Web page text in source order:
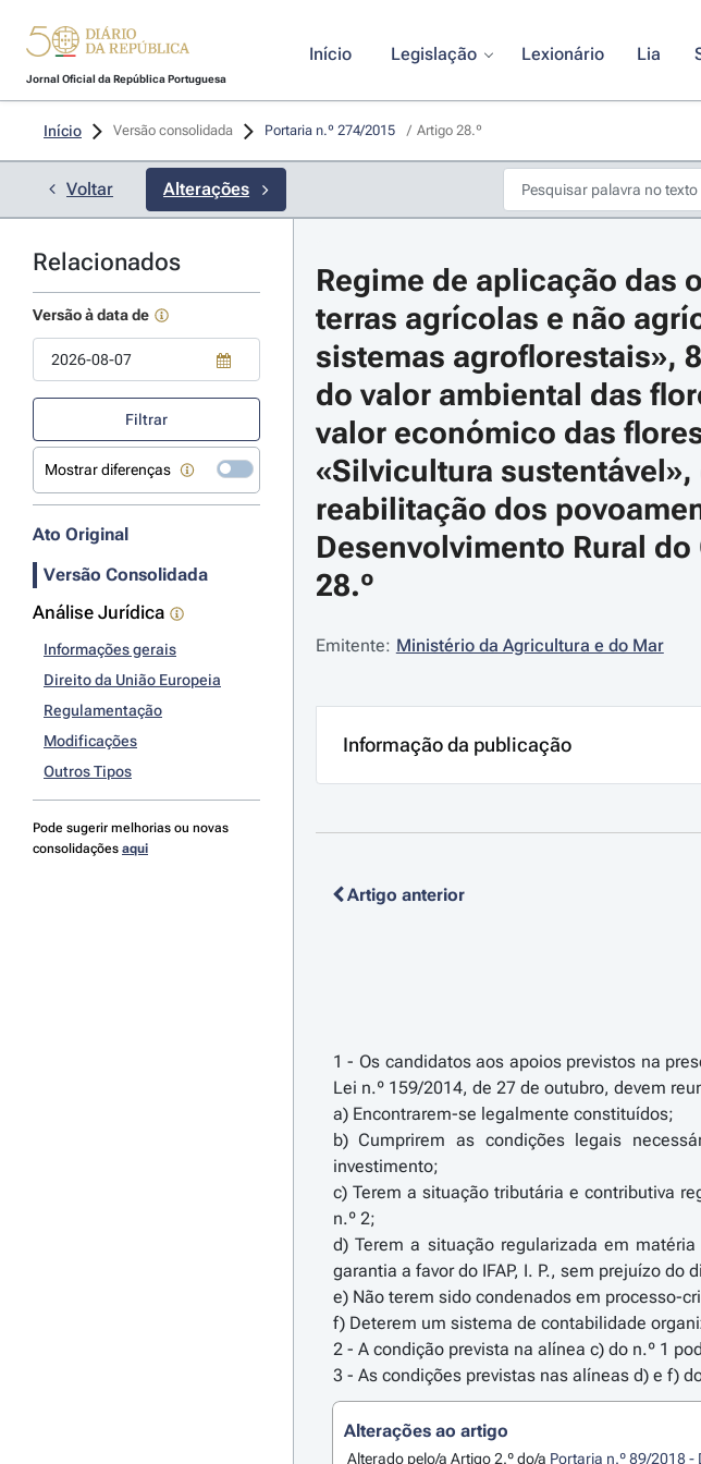
Jornal Oficial da República Portuguesa
Início Legislação Lexionário Lia
Início Versão consolidada Portaria n.º 274/2015 / Artigo 28.º
Voltar Alterações
Relacionados
Versão à data de
Use a tecla de seta para baixo para abrir o calendário; Use as teclas de seta para navegar pelos
Filtrar
Mostrar diferenças
Ato Original
Versão Consolidada
Análise Jurídica
Informações gerais
Direito da União Europeia
Regulamentação
Modificações
Outros Tipos
Pode sugerir melhorias ou novas
consolidações aqui
Regime de aplicação das
terras agrícolas e não
sistemas agroflorestais»,
do valor ambiental das
valor económico das
«Silvicultura
reabilitação dos
Desenvolvimento Rural
28.º
Emitente: Ministério da Agricultura e do Mar
Informação da publicação
Artigo anterior
1 - Os candidatos aos apoios previstos na
Lei n.º 159/2014, de 27 de outubro, devem
a) Encontrarem-se legalmente constituídos;
b) Cumprirem as condições legais
investimento;
c) Terem a situação tributária e contributiva
n.º 2;
d) Terem a situação regularizada em
garantia a favor do IFAP, I. P., sem prejuízo do
e) Não terem sido condenados em processo-
f) Deterem um sistema de contabilidade
2 - A condição prevista na alínea c) do n.º 1
3 - As condições previstas nas alíneas d) e f)
Alterações ao artigo
Alterado pelo/a Artigo 2.º do/a Portaria n.º 89/2018 -